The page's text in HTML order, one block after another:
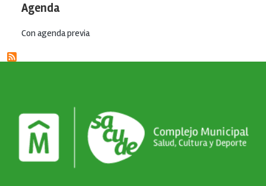
Agenda
Con agenda previa